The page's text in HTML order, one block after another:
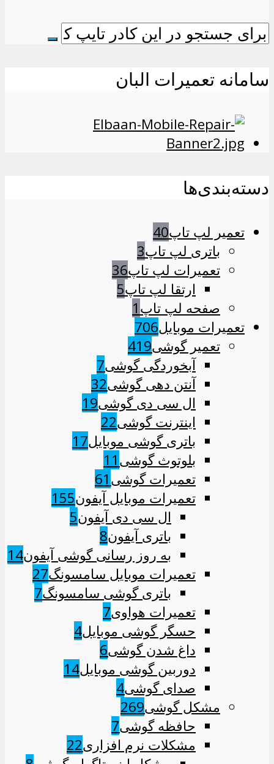
سامانه تعمیرات البان
دسته‌بندی‌ها
تعمیر لپ تاپ40
باتری لپ تاپ3
تعمیرات لپ تاپ36
ارتقا لپ تاپ5
صفحه لپ تاپ1
تعمیرات موبایل706
تعمیر گوشی419
آبخوردگی گوشی7
آنتن دهی گوشی32
ال سی دی گوشی19
اینترنت گوشی22
باتری گوشی موبایل17
بلوتوث گوشی11
تعمیرات گوشی61
تعمیرات موبایل آیفون155
ال سی دی آیفون5
باتری آیفون8
به روز رسانی گوشی آیفون14
تعمیرات موبایل سامسونگ27
باتری گوشی سامسونگ7
تعمیرات هواوی7
حسگر گوشی موبایل4
داغ شدن گوشی6
دوربین گوشی موبایل14
صدای گوشی4
مشکل گوشی269
حافظه گوشی7
مشکلات نرم افزاری22